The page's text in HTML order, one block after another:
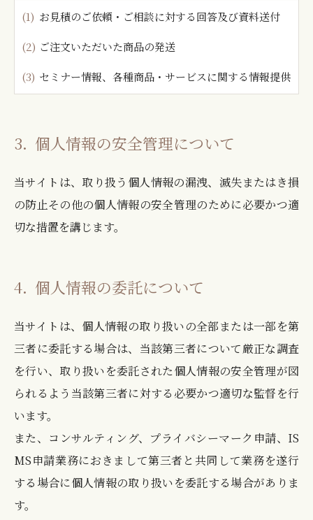
(1) お見積のご依頼・ご相談に対する回答及び資料送付
(2) ご注文いただいた商品の発送
(3) セミナー情報、各種商品・サービスに関する情報提供
3．個人情報の安全管理について
当サイトは、取り扱う個人情報の漏洩、滅失またはき損
の防止その他の個人情報の安全管理のために必要かつ適
切な措置を講じます。
4．個人情報の委託について
当サイトは、個人情報の取り扱いの全部または一部を第
三者に委託する場合は、当該第三者について厳正な調査
を行い、取り扱いを委託された個人情報の安全管理が図
られるよう当該第三者に対する必要かつ適切な監督を行
います。
また、コンサルティング、プライバシーマーク申請、IS
MS申請業務におきまして第三者と共同して業務を遂行
する場合に個人情報の取り扱いを委託する場合がありま
す。